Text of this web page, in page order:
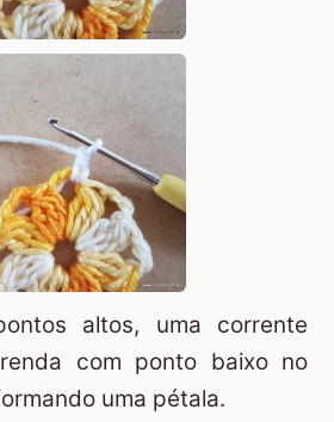
altos, uma corrente
com ponto baixo no
uma pétala.